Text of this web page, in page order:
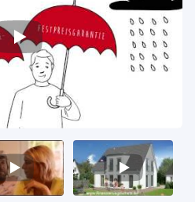
Video
2
Video
3